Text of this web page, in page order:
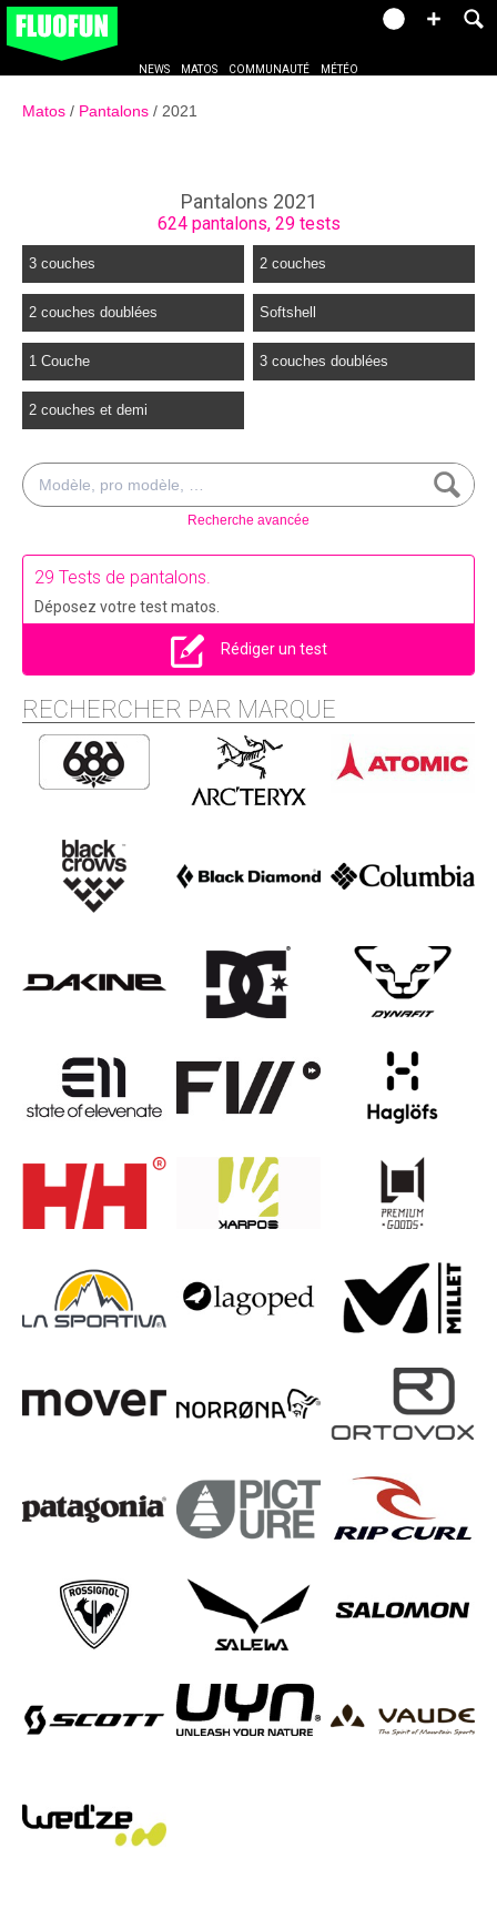
NEWS MATOS COMMUNAUTÉ MÉTÉO
Matos Pantalons 2021
Pantalons 2021
624 pantalons, 29 tests
3 couches 2 couches
2 couches doublées Softshell
1 Couche 3 couches doublées
2 couches et demi
Recherche avancée
29 Tests de pantalons.
Déposez votre test matos.
Rédiger un test
RECHERCHER PAR MARQUE